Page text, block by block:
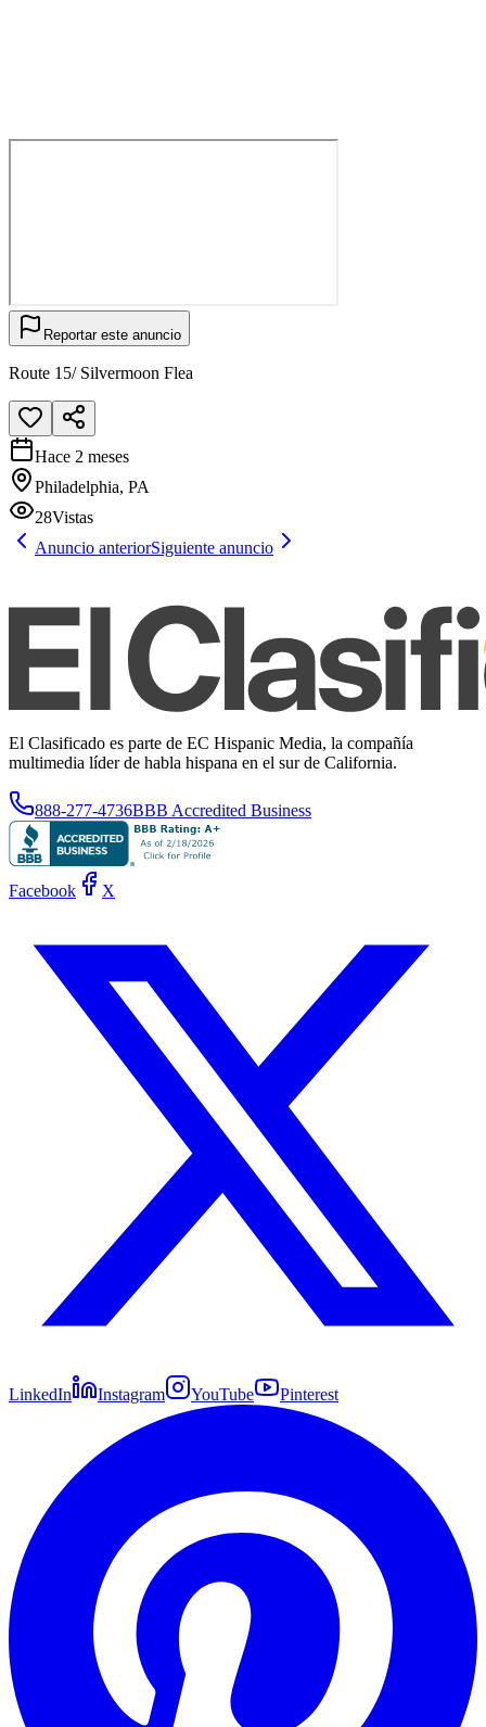
Reportar este anuncio
Route 15/ Silvermoon Flea
Hace 2 meses
Philadelphia, PA
28Vistas
Anuncio anteriorSiguiente anuncio
El Clasificado es parte de EC Hispanic Media, la compañía
multimedia líder de habla hispana en el sur de California.
888-277-4736BBB Accredited Business
Facebook X
LinkedIn Instagram YouTube Pinterest